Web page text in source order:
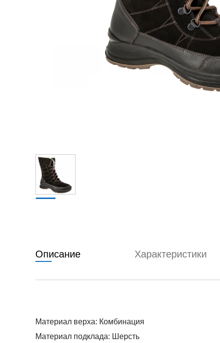
Описание Характеристики
Материал верха: Комбинация
Материал подклада: Шерсть